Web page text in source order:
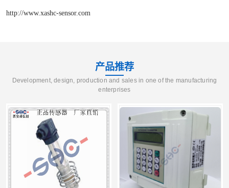
http://www.xashc-sensor.com
产品推荐
Development, design, production and sales in one of the manufacturing
enterprises